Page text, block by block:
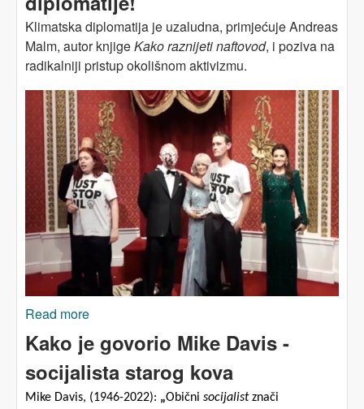
Klimatska diplomatija je uzaludna, primjećuje Andreas
Malm, autor knjigeKako raznijeti naftovod, i poziva na
radikalniji pristup okolišnom aktivizmu.
Read more
Kako je govorio Mike Davis -
socijalista starog kova
Mike Davis, (1946-2022): „Obični socijalist znači